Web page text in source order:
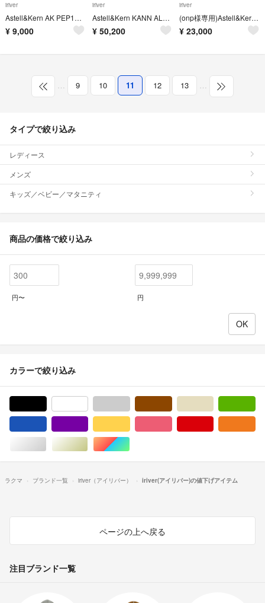
iriver
Astell&Kern AK PEP11 mmcx 4.4mm 5極
¥ 9,000
iriver
Astell&Kern KANN ALPHA 64G Onyx Black
¥ 50,200
iriver
(onp様専用)Astell&Kern イヤホン AK-T8IE-BLK
¥ 23,000
… 9 10 11 12 13 …
タイプで絞り込み
レディース
メンズ
キッズ／ベビー／マタニティ
商品の価格で絞り込み
円〜 円
カラーで絞り込み
シルバー/銀色系ゴールド/金色系マルチカラー
ラクマ ブランド一覧 iriver（アイリバー） iriver(アイリバー)の値下げアイテム
ページの上へ戻る
注目ブランド一覧